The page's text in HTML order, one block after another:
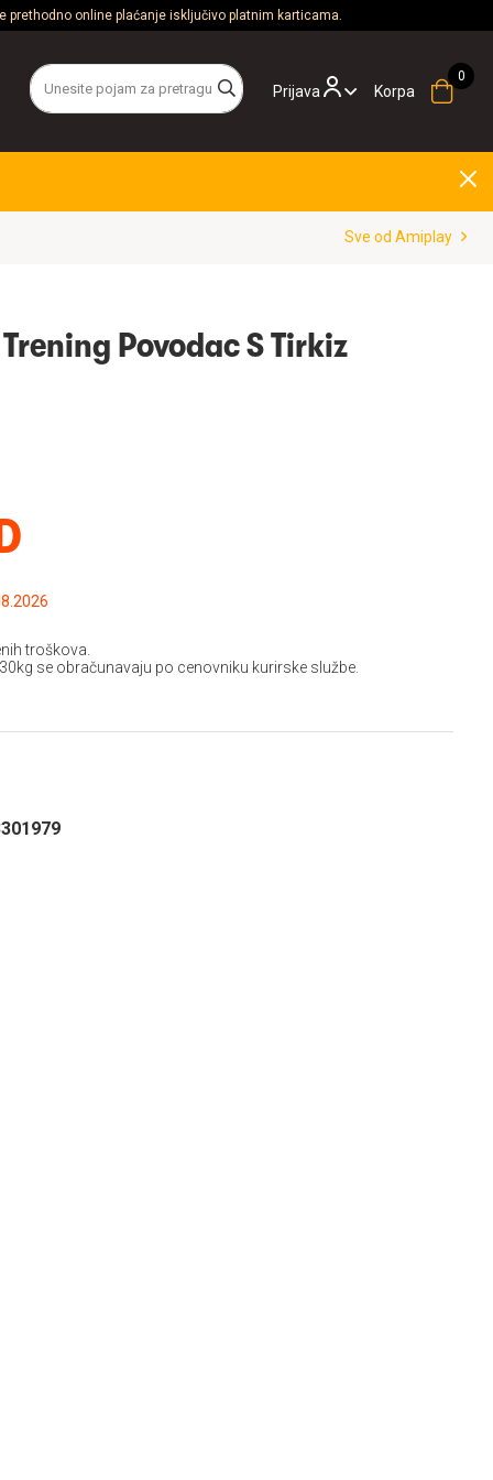
prethodno online plaćanje isključivo platnim karticama.
Prijava Korpa
Sve od Amiplay
Povodac S Tirkiz
do: 15.08.2026
troškova.
se obračunavaju po cenovniku kurirske službe.